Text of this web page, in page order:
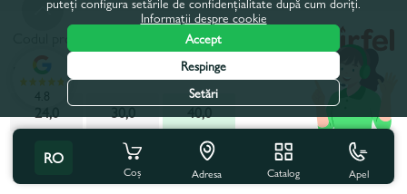
Putere, kW:
24,0
30,0
40,0
Toate caracteristicile
Cu acest produs se cumpără
RO
Coș Adresa Catalog Apel
4.8
Informații despre cookie
Accept
Respinge
Setări